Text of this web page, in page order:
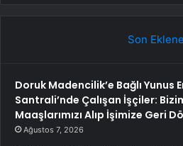
Son
Doruk Madencilik’e Bağlı Yunus
Santrali’nde Çalışan İşçiler:
Maaşlarımızı Alıp İşimize Geri
Ağustos 7, 2026